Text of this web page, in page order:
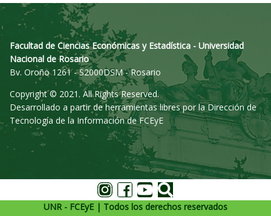
Facultad de Ciencias Económicas y Estadística - Universidad
Nacional de Rosario
Bv. Oroño 1261 - S2000DSM - Rosario
Copyright © 2021. All Rights Reserved.
Desarrollado a partir de herramientas libres por la Dirección de
Tecnología de la Información de FCEyE
UNR - FCEyE | Todos los derechos reservados